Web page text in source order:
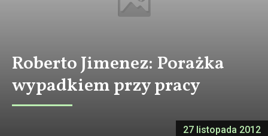
27 listopada 2012
Roberto Jimenez: Porażka
wypadkiem przy pracy